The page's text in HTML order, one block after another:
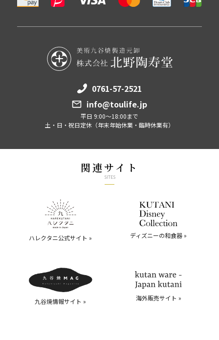
0761-57-2521
info@toulife.jp
平日 9:00～18:00まで
土・日・祝日定休（年末年始休業・臨時休業有）
関連サイト
SITES
ハレクタニ公式サイト » ディズニーの和食器 »
九谷焼情報サイト » 海外販売サイト »